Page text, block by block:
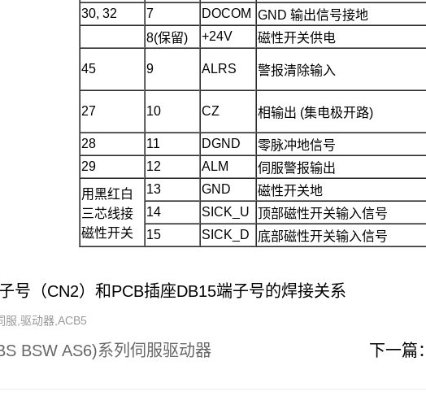
30, 32
7 DOCOM GND 输出信号接地
8(保留)
+24V 磁性开关供电
45 9 ALRS 警报清除输入
27 10 CZ 相输出 (集电极开路)
28
11 DGND 零脉冲地信号
29
12 ALM 伺服警报输出
用黑红白
三芯线接
磁性开关
13 GND 磁性开关地
14
SICK_U 顶部磁性开关输入信号
15
SICK_D 底部磁性开关输入信号
号（CN2）和PCB插座DB15端子号的焊接关系
服,驱动器,ACB5
BSW AS6)系列伺服驱动器 下一篇：